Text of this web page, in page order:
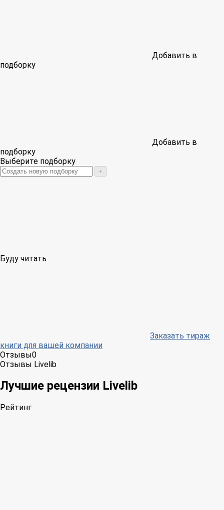
Добавить в
подборку
Добавить в
подборку
Выберите подборку
+
Буду читать
Заказать тираж
книги для вашей компании
Отзывы0
Отзывы Livelib
Лучшие рецензии Livelib
Рейтинг